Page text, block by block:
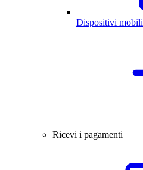
Dispositivi mobili
Ricevi i pagamenti